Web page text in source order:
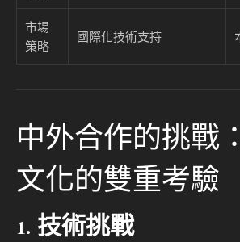
市場
策略
國際化技術支持
中外合作的挑戰
文化的雙重考驗
1. 技術挑戰